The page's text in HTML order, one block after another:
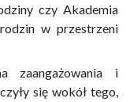
czy Akademia
w przestrzeni
zaangażowania i
się wokół tego,